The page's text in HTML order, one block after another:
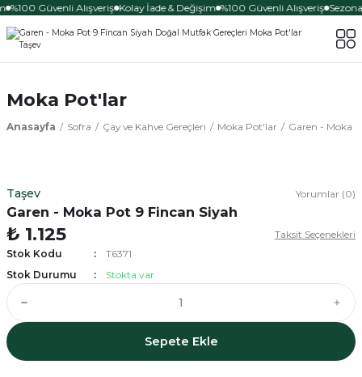
%100 Güvenli Alışveriş Kolay İade & Değişim %100 Güvenli Alışveriş
Moka Pot'lar
Anasayfa Sofra Çay ve Kahve Gereçleri Moka Pot'lar Garen - Moka
Taşev Yorumlar (0)
Garen - Moka Pot 9 Fincan Siyah
₺ 1.125
Taksit Seçenekleri
Stok Kodu
T6371
Stok Durumu
Stokta var
Sepete Ekle